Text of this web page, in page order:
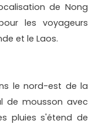
de Nong
les voyageurs
et le Laos.
le nord-est de la
de mousson avec
pluies s'étend de